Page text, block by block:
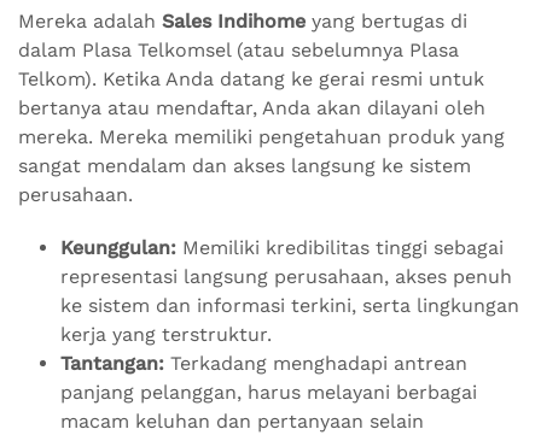
Mereka adalah Sales Indihome yang bertugas di
dalam Plasa Telkomsel (atau sebelumnya Plasa
Telkom). Ketika Anda datang ke gerai resmi untuk
bertanya atau mendaftar, Anda akan dilayani oleh
mereka. Mereka memiliki pengetahuan produk yang
sangat mendalam dan akses langsung ke sistem
perusahaan.
Keunggulan: Memiliki kredibilitas tinggi sebagai
representasi langsung perusahaan, akses penuh
ke sistem dan informasi terkini, serta lingkungan
kerja yang terstruktur.
Tantangan: Terkadang menghadapi antrean
panjang pelanggan, harus melayani berbagai
macam keluhan dan pertanyaan selain